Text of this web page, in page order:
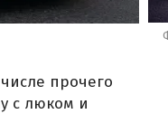
прочего
с люком и